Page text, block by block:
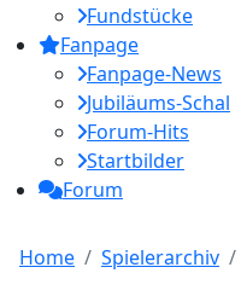
Fundstücke
Fanpage
Fanpage-News
Jubiläums-Schal
Forum-Hits
Startbilder
Forum
Home Spielerarchiv